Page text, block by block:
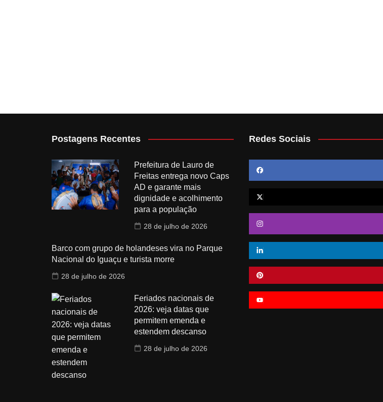
Postagens Recentes
Prefeitura de Lauro de
Freitas entrega novo Caps
AD e garante mais
dignidade e acolhimento
para a população
28 de julho de 2026
Barco com grupo de holandeses vira no Parque
Nacional do Iguaçu e turista morre
28 de julho de 2026
Feriados nacionais de
2026: veja datas que
permitem emenda e
estendem descanso
28 de julho de 2026
Redes Sociais